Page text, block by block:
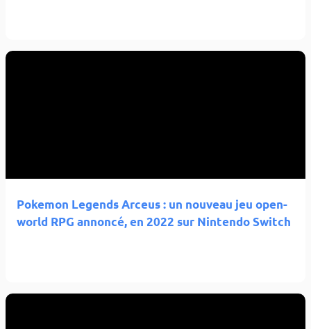
Pokemon Legends Arceus : un nouveau jeu open-
world RPG annoncé, en 2022 sur Nintendo Switch